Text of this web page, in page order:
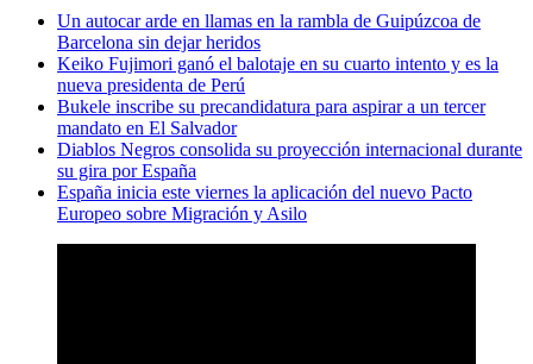
Un autocar arde en llamas en la rambla de Guipúzcoa de
Barcelona sin dejar heridos
Keiko Fujimori ganó el balotaje en su cuarto intento y es la
nueva presidenta de Perú
Bukele inscribe su precandidatura para aspirar a un tercer
mandato en El Salvador
Diablos Negros consolida su proyección internacional durante
su gira por España
España inicia este viernes la aplicación del nuevo Pacto
Europeo sobre Migración y Asilo